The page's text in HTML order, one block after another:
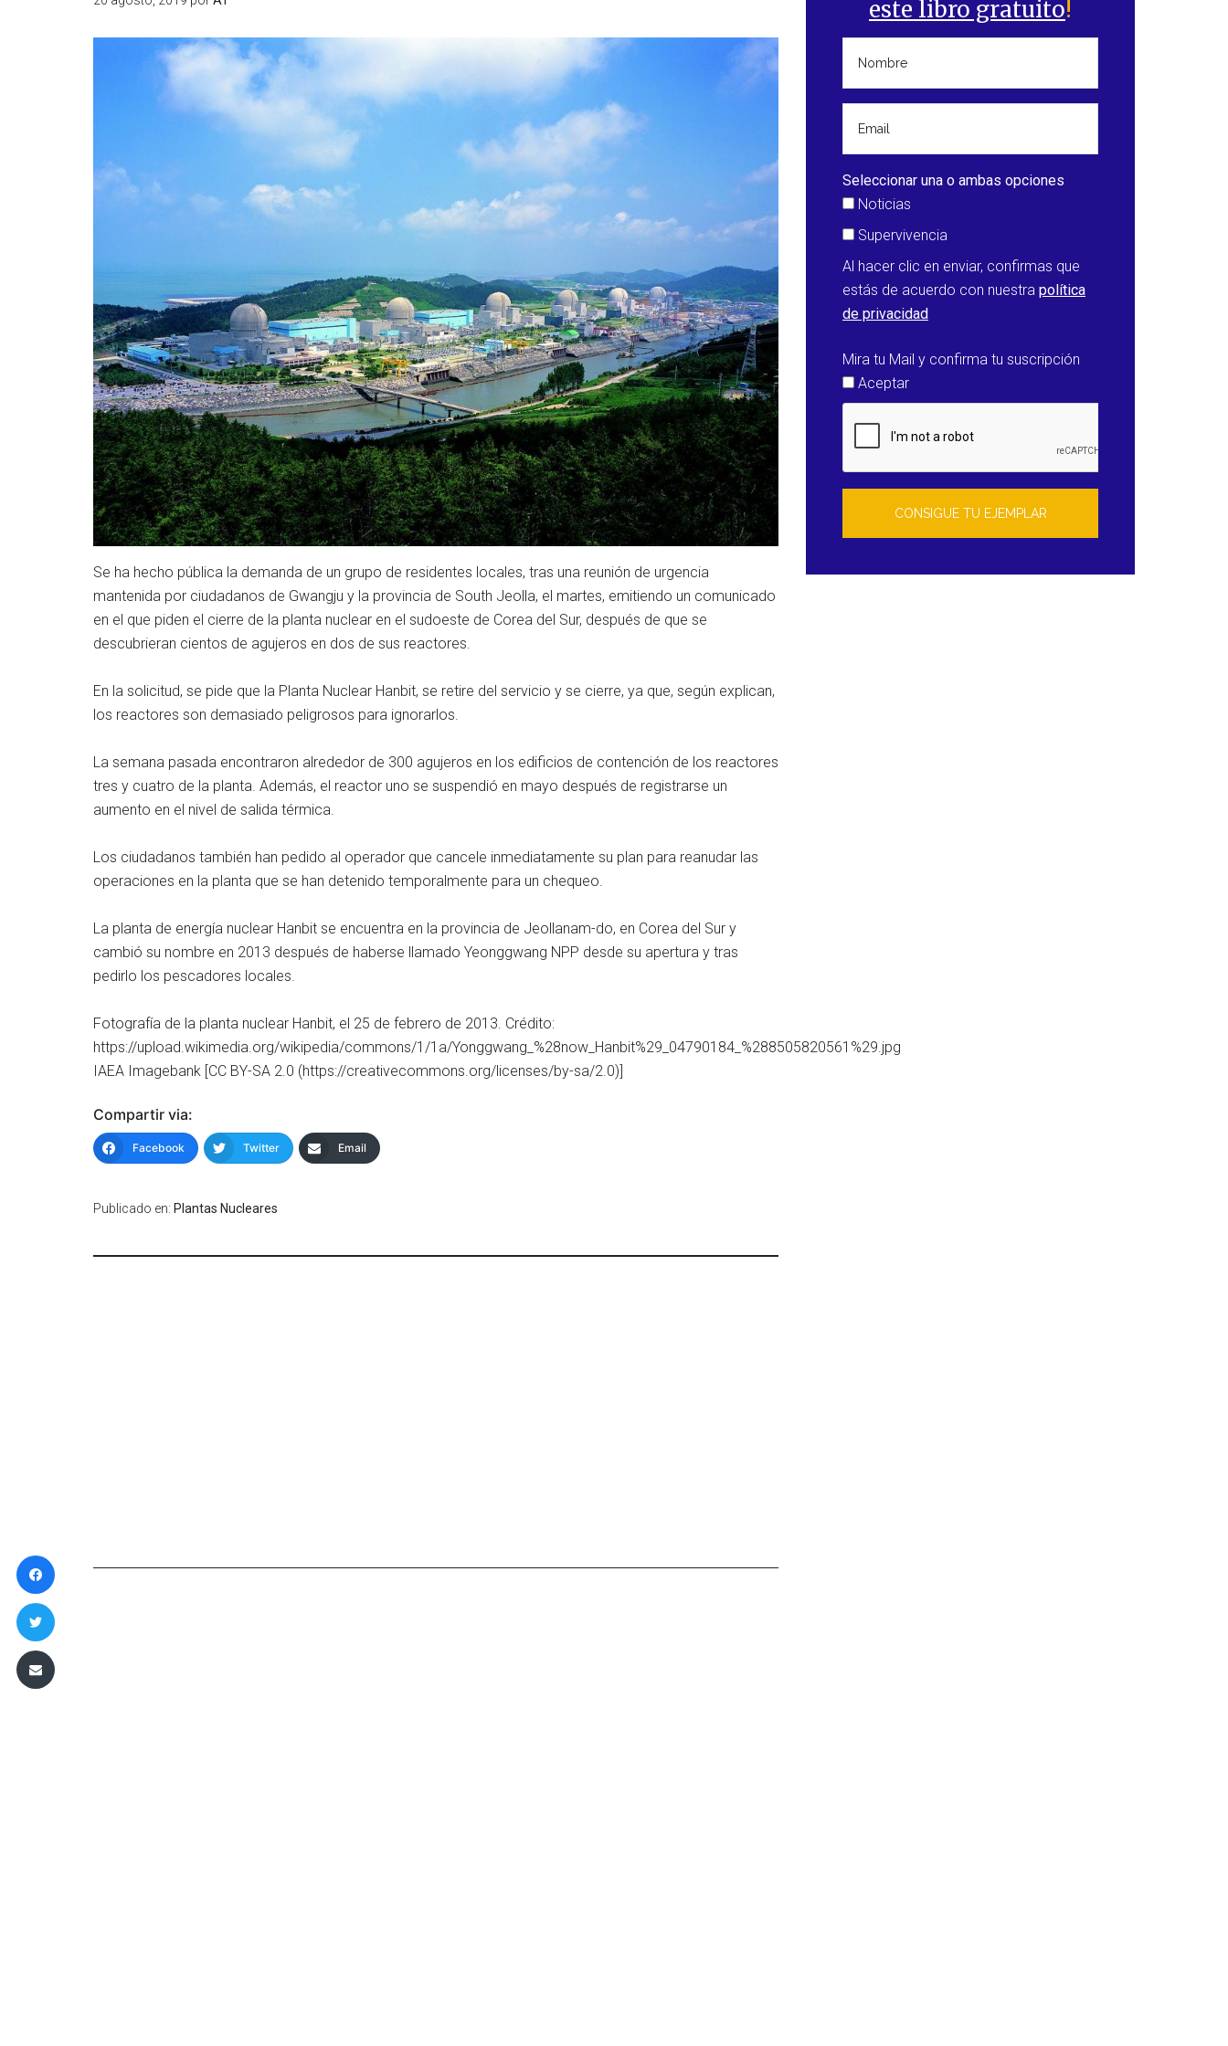
Se ha hecho pública la demanda de un grupo de residentes locales, tras una reunión de urgencia
mantenida por ciudadanos de Gwangju y la provincia de South Jeolla, el martes, emitiendo un comunicado
en el que piden el cierre de la planta nuclear en el sudoeste de Corea del Sur, después de que se
descubrieran cientos de agujeros en dos de sus reactores.
En la solicitud, se pide que la Planta Nuclear Hanbit, se retire del servicio y se cierre, ya que, según explican,
los reactores son demasiado peligrosos para ignorarlos.
La semana pasada encontraron alrededor de 300 agujeros en los edificios de contención de los reactores
tres y cuatro de la planta. Además, el reactor uno se suspendió en mayo después de registrarse un
aumento en el nivel de salida térmica.
Los ciudadanos también han pedido al operador que cancele inmediatamente su plan para reanudar las
operaciones en la planta que se han detenido temporalmente para un chequeo.
La planta de energía nuclear Hanbit se encuentra en la provincia de Jeollanam-do, en Corea del Sur y
cambió su nombre en 2013 después de haberse llamado Yeonggwang NPP desde su apertura y tras
pedirlo los pescadores locales.
Fotografía de la planta nuclear Hanbit, el 25 de febrero de 2013. Crédito:
https://upload.wikimedia.org/wikipedia/commons/1/1a/Yonggwang_%28now_Hanbit%29_04790184_%288505820561%29.jpg
IAEA Imagebank [CC BY-SA 2.0 (https://creativecommons.org/licenses/by-sa/2.0)]
Compartir via:
Facebook Twitter Email
Publicado en: Plantas Nucleares
este libro gratuito!
Seleccionar una o ambas opciones
Noticias
Supervivencia
Al hacer clic en enviar, confirmas que
estás de acuerdo con nuestra política
de privacidad
Mira tu Mail y confirma tu suscripción
Aceptar